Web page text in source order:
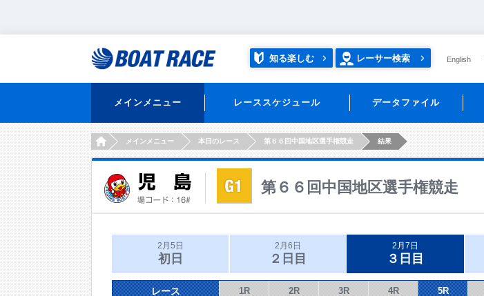
知る楽しむ レーサー検索 English
メインメニュー レーススケジュール データファイル
HOMEメインメニュー 本日のレース 第６６回中国地区選手権競走 結果
第６６回中国地区選手権競走
2月5日
初日
2月6日
２日目
2月7日
３日目
レース 1R 2R 3R 4R 5R